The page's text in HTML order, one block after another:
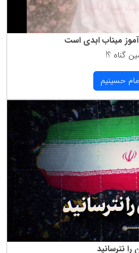
میناب ابدی است
گناه ؟!
حسینیم
را نترسانید